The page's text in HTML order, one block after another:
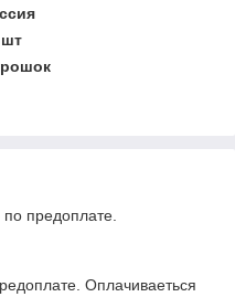
шт
по предоплате.
Оплачиваеться